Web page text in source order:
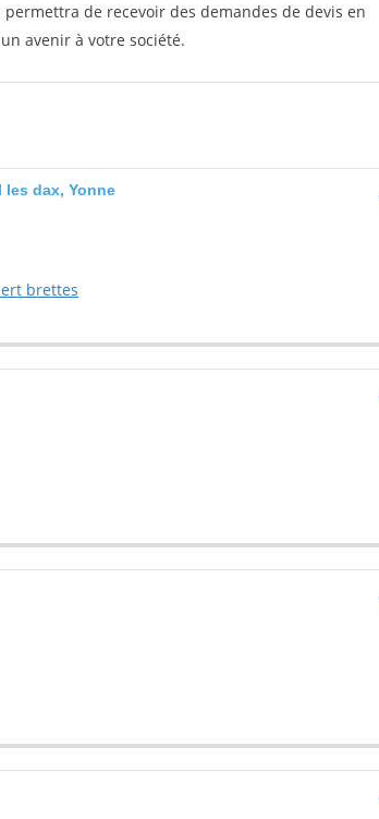
de recevoir des demandes de devis en
avenir à votre société.
dax, Yonne
brettes